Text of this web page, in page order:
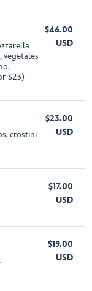
vegetales
$23)
$46.00
USD
crostini
$23.00
USD
$17.00
USD
$19.00
USD